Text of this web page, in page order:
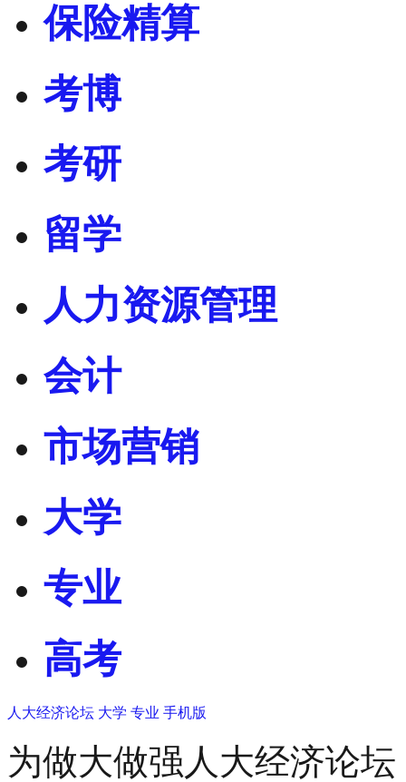
保险精算
考博
考研
留学
人力资源管理
会计
市场营销
大学
专业
高考
人大经济论坛 大学 专业 手机版
为做大做强人大经济论